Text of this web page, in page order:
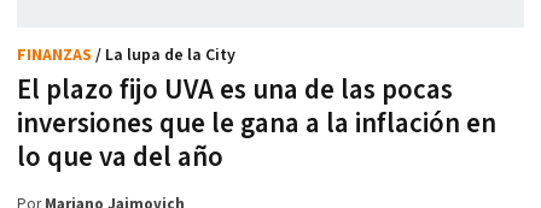
El plazo fijo UVA es una de las pocas
inversiones que le gana a la inflación en
lo que va del año
FINANZAS / La lupa de la City